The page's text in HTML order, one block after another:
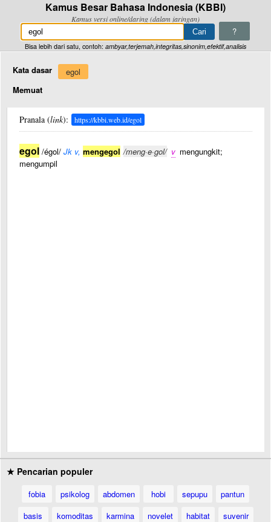
Kamus Besar Bahasa Indonesia (KBBI)
Kamus versi online/daring (dalam jaringan)
?
Bisa lebih dari satu, contoh: ambyar,terjemah,integritas,sinonim,efektif,analisis
Kata dasar
egol
Memuat
Pranala (link): https://kbbi.web.id/egol
egol /égol/ Jk v, mengegol /meng·e·gol/ v mengungkit;
mengumpil
★ Pencarian populer
fobia psikolog abdomen hobi sepupu
pantun
basis
komoditas karmina novelet habitat
suvenir